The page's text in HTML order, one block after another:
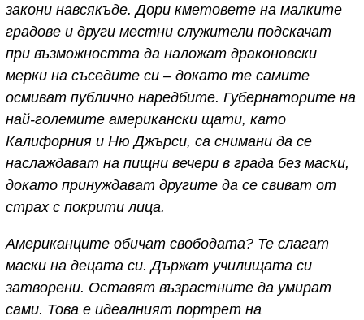
закони навсякъде. Дори кметовете на малките
градове и други местни служители подскачат
при възможността да наложат драконовски
мерки на съседите си – докато те самите
осмиват публично наредбите. Губернаторите на
най-големите американски щати, като
Калифорния и Ню Джърси, са снимани да се
наслаждават на пищни вечери в града без маски,
докато принуждават другите да се свиват от
страх с покрити лица.
Американците обичат свободата? Те слагат
маски на децата си. Държат училищата си
затворени. Оставят възрастните да умират
сами. Това е идеалният портрет на